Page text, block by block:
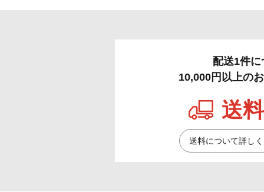
配送1件に
10,000円以上の
送
送料について詳し